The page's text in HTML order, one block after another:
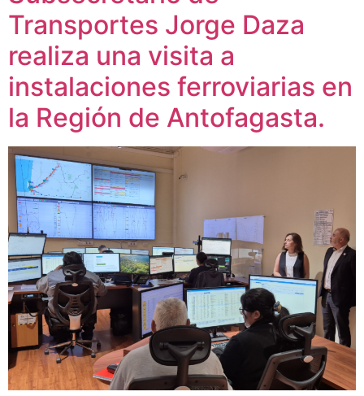
Transportes Jorge Daza
realiza una visita a
instalaciones ferroviarias en
la Región de Antofagasta.